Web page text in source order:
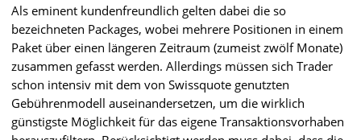
Als eminent kundenfreundlich gelten dabei die so
bezeichneten Packages, wobei mehrere Positionen in einem
Paket über einen längeren Zeitraum (zumeist zwölf Monate)
zusammen gefasst werden. Allerdings müssen sich Trader
schon intensiv mit dem von Swissquote genutzten
Gebührenmodell auseinandersetzen, um die wirklich
günstigste Möglichkeit für das eigene Transaktionsvorhaben